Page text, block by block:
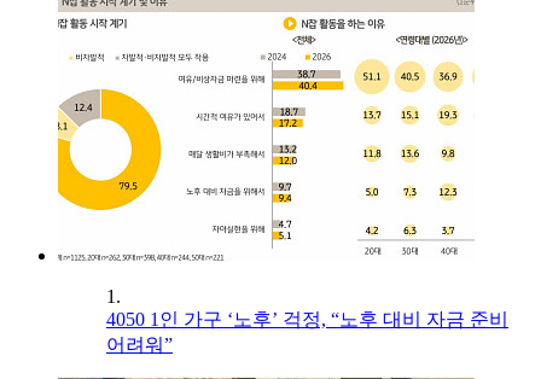
1.
4050 1인 가구 ‘노후’ 걱정, “노후 대비 자금 준비
어려워”